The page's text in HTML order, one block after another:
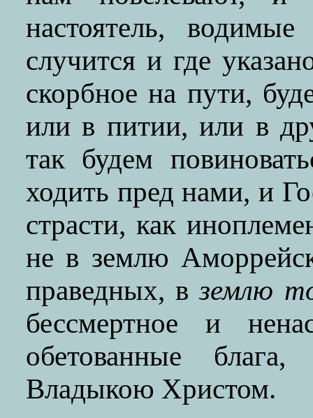
настоятель,
случится и где
скорбное на пути,
или в питии, или в
так будем
ходить пред нами, и
страсти, как
не в землю
праведных, вземлю
бессмертное и
обетованные
Владыкою Христом.